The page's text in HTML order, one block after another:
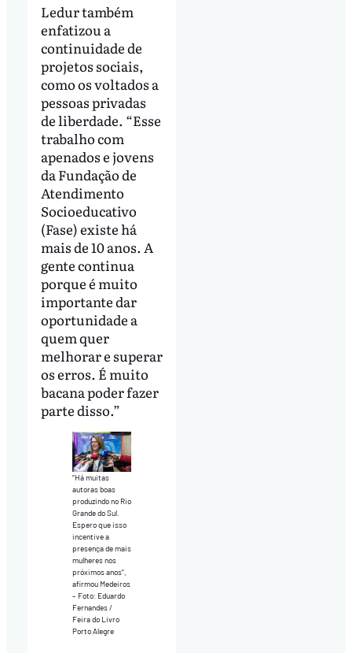
Ledur também
enfatizou a
continuidade de
projetos sociais,
como os voltados a
pessoas privadas
de liberdade. “Esse
trabalho com
apenados e jovens
da Fundação de
Atendimento
Socioeducativo
(Fase) existe há
mais de 10 anos. A
gente continua
porque é muito
importante dar
oportunidade a
quem quer
melhorar e superar
os erros. É muito
bacana poder fazer
parte disso.”
“Há muitas
autoras boas
produzindo no Rio
Grande do Sul.
Espero que isso
incentive a
presença de mais
mulheres nos
próximos anos”,
afirmou Medeiros
– Foto: Eduardo
Fernandes /
Feira do Livro
Porto Alegre